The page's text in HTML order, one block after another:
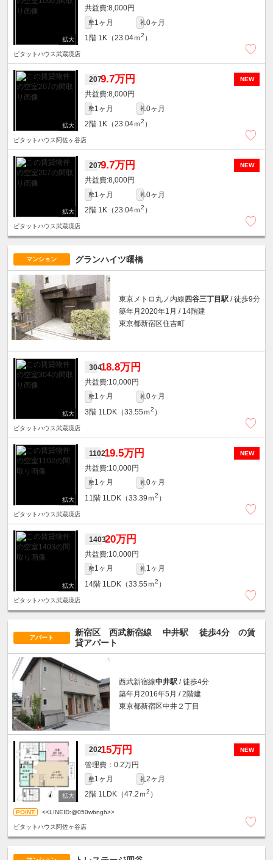
8,000円
敷1ヶ月 礼0ヶ月
1階 1K（23.04ｍ2 ）
ピタットハウス武蔵境店
NEW
2079.7万円
8,000円
敷1ヶ月 礼0ヶ月
2階 1K（23.04ｍ2 ）
ピタットハウス阿佐ヶ谷店
NEW
2079.7万円
8,000円
敷1ヶ月 礼0ヶ月
2階 1K（23.04ｍ2 ）
ピタットハウス武蔵境店
マンション グランハイツ曙橋
東京メトロ丸ノ内線 四谷三丁目駅 / 徒歩9分
築年月2020年1月 / 14階建
東京都新宿区住吉町
30418.8万円
10,000円
敷1ヶ月 礼0ヶ月
3階 1LDK（33.55ｍ2 ）
ピタットハウス武蔵境店
NEW
110219.5万円
10,000円
敷1ヶ月 礼0ヶ月
11階 1LDK（33.39ｍ2 ）
ピタットハウス武蔵境店
140320万円
10,000円
敷1ヶ月 礼1ヶ月
14階 1LDK（33.55ｍ2 ）
ピタットハウス武蔵境店
アパート
新宿区 西武新宿線 中井駅 徒歩4分 の賃
貸アパート
西武新宿線中井駅 / 徒歩4分
築年月2016年5月 / 2階建
東京都新宿区中井２丁目
NEW
20215万円
0.2万円
敷1ヶ月 礼2ヶ月
2階 1LDK（47.2ｍ2 ）
<<LINEID:@050wbngh>>
ピタットハウス阿佐ヶ谷店